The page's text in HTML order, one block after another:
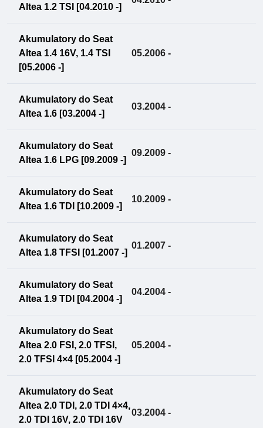
Altea 1.2 TSI [04.2010 -]
Akumulatory do Seat
Altea 1.4 16V, 1.4 TSI
[05.2006 -]
05.2006 -
Akumulatory do Seat
Altea 1.6 [03.2004 -]
03.2004 -
Akumulatory do Seat
Altea 1.6 LPG [09.2009 -]
09.2009 -
Akumulatory do Seat
Altea 1.6 TDI [10.2009 -]
10.2009 -
Akumulatory do Seat
Altea 1.8 TFSI [01.2007 -]
01.2007 -
Akumulatory do Seat
Altea 1.9 TDI [04.2004 -]
04.2004 -
Akumulatory do Seat
Altea 2.0 FSI, 2.0 TFSI,
2.0 TFSI 4×4 [05.2004 -]
05.2004 -
Akumulatory do Seat
Altea 2.0 TDI, 2.0 TDI 4×4,
2.0 TDI 16V, 2.0 TDI 16V
03.2004 -